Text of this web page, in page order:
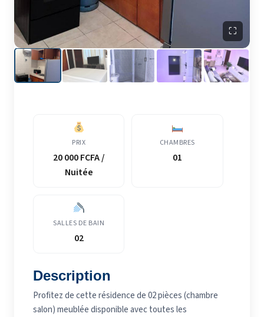
⛶
PRIX
20 000 FCFA /
Nuitée
CHAMBRES
01
SALLES DE BAIN
02
Description
Profitez de cette résidence de 02 pièces (chambre
salon) meublée disponible avec toutes les